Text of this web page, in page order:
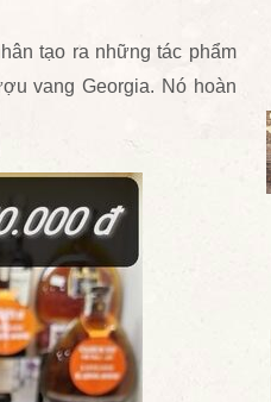
tạo ra những tác phẩm
vang Georgia. Nó hoàn